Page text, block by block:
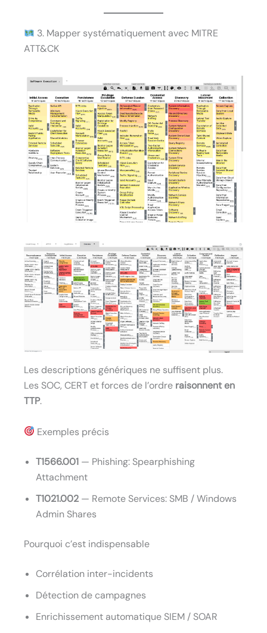
3. Mapper systématiquement avec MITRE
ATT&CK
Les descriptions génériques ne suffisent plus.
Les SOC, CERT et forces de l’ordre raisonnent en
TTP.
Exemples précis
T1566.001 — Phishing: Spearphishing
Attachment
T1021.002 — Remote Services: SMB / Windows
Admin Shares
Pourquoi c’est indispensable
Corrélation inter-incidents
Détection de campagnes
Enrichissement automatique SIEM / SOAR